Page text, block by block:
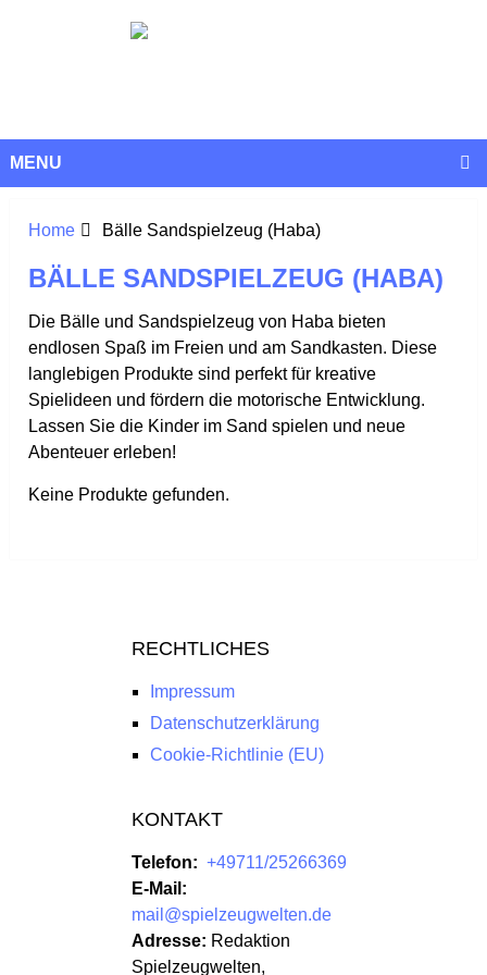
MENU
Home Bälle Sandspielzeug (Haba)
BÄLLE SANDSPIELZEUG (HABA)
Die Bälle und Sandspielzeug von Haba bieten
endlosen Spaß im Freien und am Sandkasten. Diese
langlebigen Produkte sind perfekt für kreative
Spielideen und fördern die motorische Entwicklung.
Lassen Sie die Kinder im Sand spielen und neue
Abenteuer erleben!
Keine Produkte gefunden.
RECHTLICHES
Impressum
Datenschutzerklärung
Cookie-Richtlinie (EU)
KONTAKT
Telefon: +49711/25266369
E-Mail:
mail@spielzeugwelten.de
Adresse: Redaktion
Spielzeugwelten,